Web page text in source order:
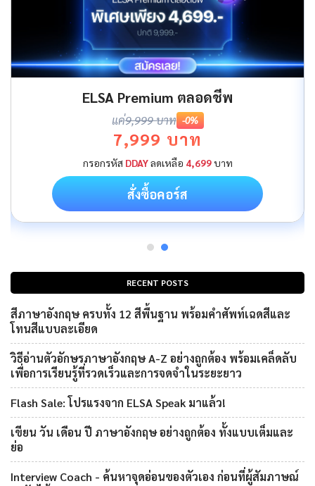
RECENT POSTS
สีภาษาอังกฤษ ครบทั้ง 12 สีพื้นฐาน พร้อมคำศัพท์เฉดสีและ
โทนสีแบบละเอียด
วิธีอ่านตัวอักษรภาษาอังกฤษ A-Z อย่างถูกต้อง พร้อมเคล็ดลับ
เพื่อการเรียนรู้ที่รวดเร็วและการจดจำในระยะยาว
Flash Sale: โปรแรงจาก ELSA Speak มาแล้ว!
เขียน วัน เดือน ปี ภาษาอังกฤษ อย่างถูกต้อง ทั้งแบบเต็มและ
ย่อ
Interview Coach - ค้นหาจุดอ่อนของตัวเอง ก่อนที่ผู้สัมภาษณ์
ELSA Premium ตลอดชีพ
แค่9,999 บาท -0%
7,999 บาท
กรอกรหัส DDAYลดเหลือ 4,699บาท
สั่งซื้อคอร์ส